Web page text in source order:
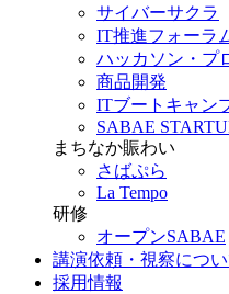
サイバーサクラ
IT推進フォーラ
ハッカソン・プ
商品開発
ITブートキャン
SABAE
まちなか賑わい
さばぷら
La Tempo
研修
オープンSABAE
講演依頼・視察につい
採用情報